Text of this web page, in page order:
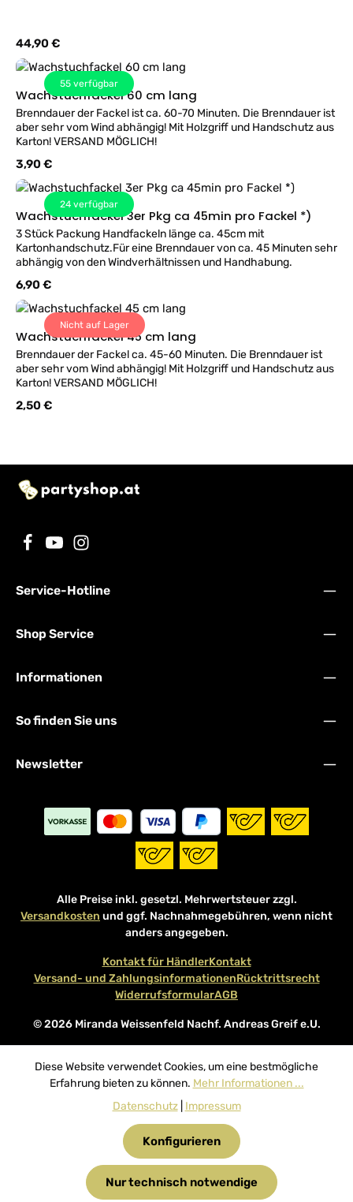
Regulärer Preis:
44,90 €
55 verfügbar
Wachstuchfackel 60 cm lang
Brenndauer der Fackel ist ca. 60-70 Minuten. Die Brenndauer ist
aber sehr vom Wind abhängig! Mit Holzgriff und Handschutz aus
Karton! VERSAND MÖGLICH!
Regulärer Preis:
3,90 €
24 verfügbar
Wachstuchfackel 3er Pkg ca 45min pro Fackel *)
3 Stück Packung Handfackeln länge ca. 45cm mit
Kartonhandschutz.Für eine Brenndauer von ca. 45 Minuten sehr
abhängig von den Windverhältnissen und Handhabung.
Regulärer Preis:
6,90 €
Nicht auf Lager
Wachstuchfackel 45 cm lang
Brenndauer der Fackel ca. 45-60 Minuten. Die Brenndauer ist
aber sehr vom Wind abhängig! Mit Holzgriff und Handschutz aus
Karton! VERSAND MÖGLICH!
Regulärer Preis:
2,50 €
Service-Hotline
Shop Service
Informationen
So finden Sie uns
Newsletter
Alle Preise inkl. gesetzl. Mehrwertsteuer zzgl.
Versandkosten und ggf. Nachnahmegebühren, wenn nicht
anders angegeben.
© 2026 Miranda Weissenfeld Nachf. Andreas Greif e.U.
Kontakt für HändlerKontakt
Versand- und ZahlungsinformationenRücktrittsrecht
WiderrufsformularAGB
Diese Website verwendet Cookies, um eine bestmögliche
Erfahrung bieten zu können. Mehr Informationen ...
Datenschutz| Impressum
Nur technisch notwendige
Konfigurieren